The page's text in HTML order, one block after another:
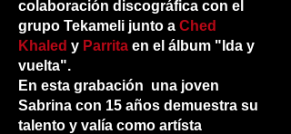
colaboración discográfica con el
grupo Tekameli junto a Ched
Khaled y Parrita en el álbum "Ida y
vuelta".
En esta grabación una joven
Sabrina con 15 años demuestra su
talento y valía como artísta